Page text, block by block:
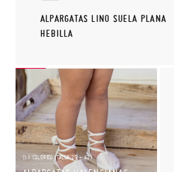
ALPARGATAS LINO SUELA PLANA
HEBILLA
(11 COLORES) (TALLA 25 - 42)